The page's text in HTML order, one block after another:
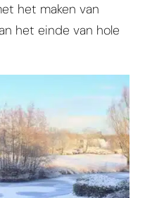
het maken van
het einde van hole